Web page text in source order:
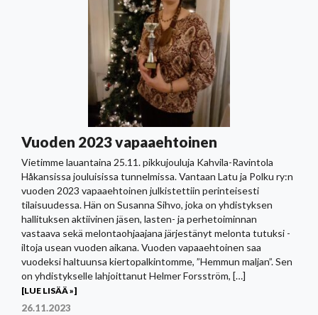
Vuoden 2023 vapaaehtoinen
Vietimme lauantaina 25.11. pikkujouluja Kahvila-Ravintola
Håkansissa jouluisissa tunnelmissa. Vantaan Latu ja Polku ry:n
vuoden 2023 vapaaehtoinen julkistettiin perinteisesti
tilaisuudessa. Hän on Susanna Sihvo, joka on yhdistyksen
hallituksen aktiivinen jäsen, lasten- ja perhetoiminnan
vastaava sekä melontaohjaajana järjestänyt melonta tutuksi -
iltoja usean vuoden aikana. Vuoden vapaaehtoinen saa
vuodeksi haltuunsa kiertopalkintomme, ”Hemmun maljan”. Sen
on yhdistykselle lahjoittanut Helmer Forsström, […]
[LUE LISÄÄ »]
26.11.2023